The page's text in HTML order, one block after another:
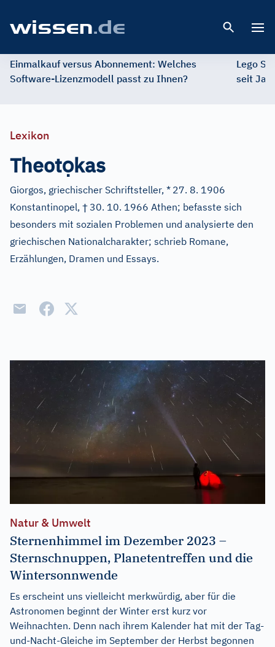
Einmalkauf versus Abonnement: Welches
Software-Lizenzmodell passt zu Ihnen?
Lego
seit
Lexikon
Theotọkas
Giorgos, griechischer Schriftsteller, * 27. 8. 1906
Konstantinopel, †30. 10. 1966 Athen; befasste sich
besonders mit sozialen Problemen und analysierte den
griechischen Nationalcharakter; schrieb Romane,
Erzählungen, Dramen und Essays.
Natur & Umwelt
Sternenhimmel im Dezember 2023 –
Sternschnuppen, Planetentreffen und die
Wintersonnwende
Es erscheint uns vielleicht merkwürdig, aber für die
Astronomen beginnt der Winter erst kurz vor
Weihnachten. Denn nach ihrem Kalender hat mit der Tag-
und-Nacht-Gleiche im September der Herbst begonnen